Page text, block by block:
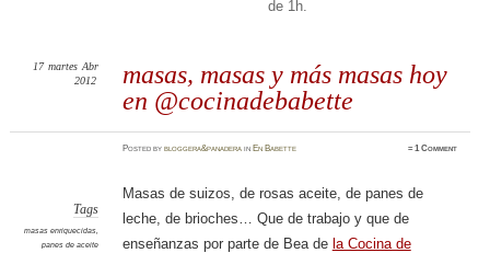
de 1h.
masas, masas y más masas hoy
en @cocinadebabette
17 martes Abr
2012
Postedbybloggera&panadera in En Babette ≈1 Comment
Tags
masas enriquecidas,
panes de aceite
Masas de suizos, de rosas aceite, de panes de
leche, de brioches… Que de trabajo y que de
enseñanzas por parte de Bea de la Cocina de